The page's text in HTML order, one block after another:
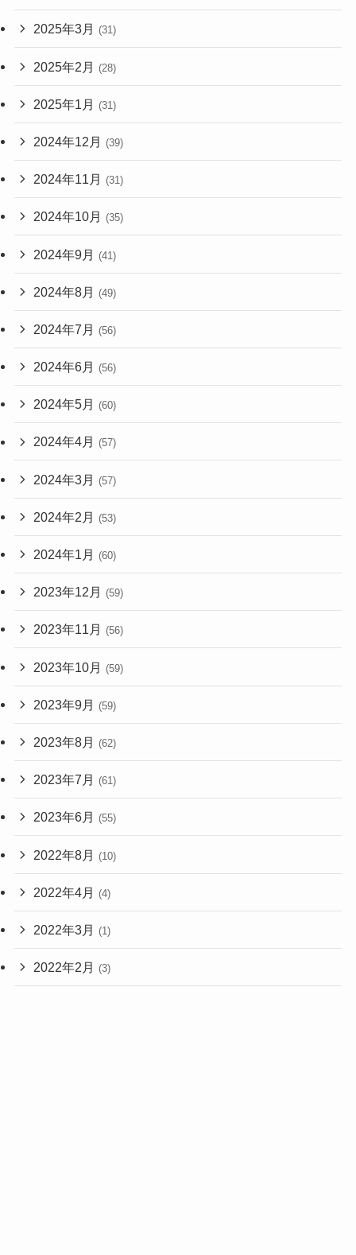
2025年3月 (31)
2025年2月 (28)
2025年1月 (31)
2024年12月 (39)
2024年11月 (31)
2024年10月 (35)
2024年9月 (41)
2024年8月 (49)
2024年7月 (56)
2024年6月 (56)
2024年5月 (60)
2024年4月 (57)
2024年3月 (57)
2024年2月 (53)
2024年1月 (60)
2023年12月 (59)
2023年11月 (56)
2023年10月 (59)
2023年9月 (59)
2023年8月 (62)
2023年7月 (61)
2023年6月 (55)
2022年8月 (10)
2022年4月 (4)
2022年3月 (1)
2022年2月 (3)